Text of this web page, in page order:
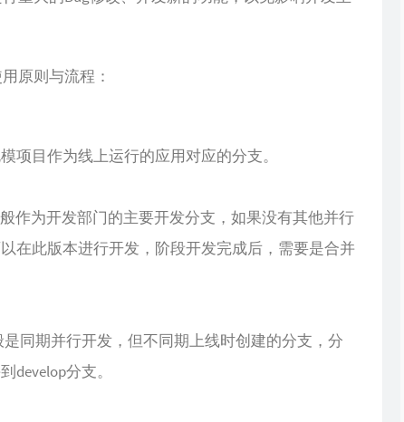
原则与流程：
项目作为线上运行的应用对应的分支。
作为开发部门的主要开发分支，如果没有其他并行
在此版本进行开发，阶段开发完成后，需要是合并
同期并行开发，但不同期上线时创建的分支，分
develop分支。